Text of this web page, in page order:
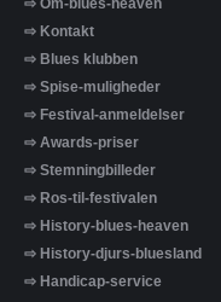
⇨ Om-blues-heaven
⇨ Kontakt
⇨ Blues klubben
⇨ Spise-muligheder
⇨ Festival-anmeldelser
⇨ Awards-priser
⇨ Stemningbilleder
⇨ Ros-til-festivalen
⇨ History-blues-heaven
⇨ History-djurs-bluesland
⇨ Handicap-service